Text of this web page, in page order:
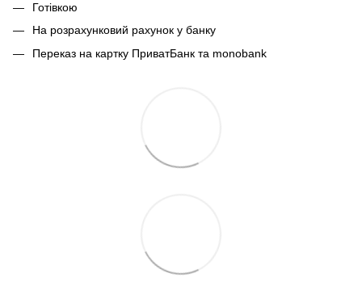
Готівкою
На розрахунковий рахунок у банку
Переказ на картку ПриватБанк та monobank